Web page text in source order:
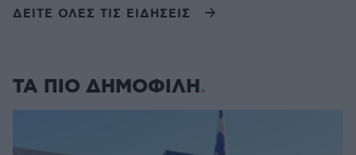
ΔΕΙΤΕ ΟΛΕΣ ΤΙΣ ΕΙΔΗΣΕΙΣ
ΤΑ ΠΙΟ ΔΗΜΟΦΙΛΗ